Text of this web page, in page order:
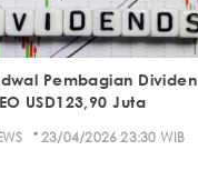
Pembagian Dividen
USD123,90 Juta
· 23/04/2026 23:30 WIB